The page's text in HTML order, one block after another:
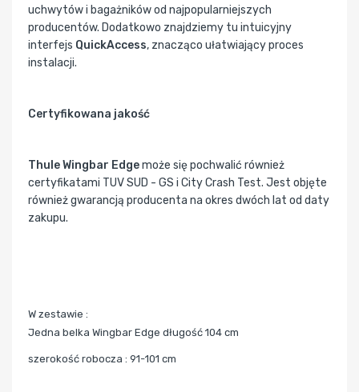
uchwytów i bagażników od najpopularniejszych
producentów. Dodatkowo znajdziemy tu intuicyjny
interfejs QuickAccess, znacząco ułatwiający proces
instalacji.
Certyfikowana jakość
Thule Wingbar Edgemoże się pochwalić również
certyfikatami TUV SUD - GS i City Crash Test. Jest objęte
również gwarancją producenta na okres dwóch lat od daty
zakupu.
W zestawie :
Jedna belka Wingbar Edge długość 104 cm
szerokość robocza : 91-101 cm